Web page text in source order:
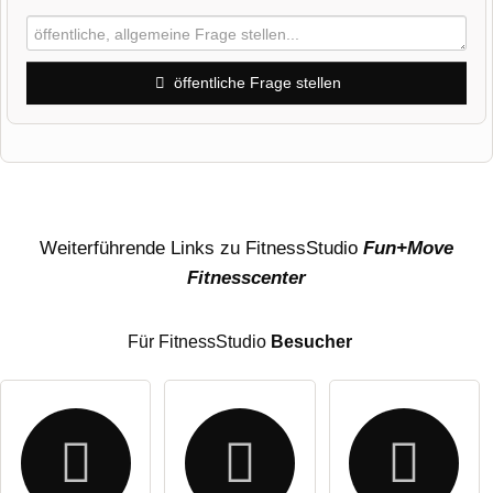
öffentliche Frage stellen
Weiterführende Links zu FitnessStudio Fun+Move
Fitnesscenter
Für FitnessStudio Besucher